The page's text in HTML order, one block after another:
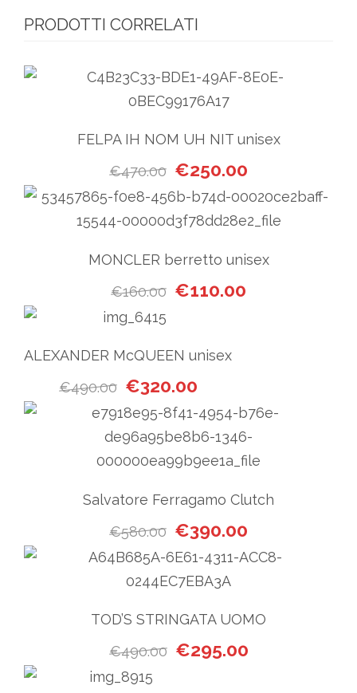
PRODOTTI CORRELATI
FELPA IH NOM UH NIT unisex
€470.00 Il prezzo originale era:
€250.00
MONCLER berretto unisex
€160.00 Il prezzo originale era:
€110.00
ALEXANDER McQUEEN unisex
€490.00 Il prezzo originale era: €490.00.
€320.00Il prezzo attuale è:
Salvatore Ferragamo Clutch
€580.00 Il prezzo originale era:
€390.00
TOD’S STRINGATA UOMO
€490.00 Il prezzo originale era:
€295.00Il prezzo